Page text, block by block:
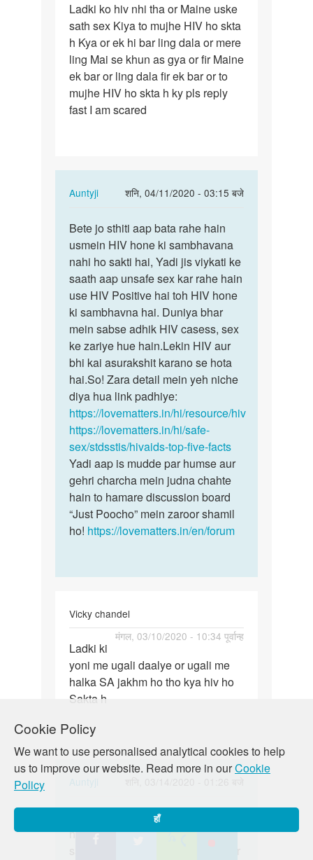
Cookie Policy
We want to use personalised analytical cookies to help
us to improve our website. Read more in ourCookie
Policy
हाँ
Ladki
ko
hiv
nhi
tha
or…
Ladki ko hiv nhi tha or Maine uske
sath sex Kiya to mujhe HIV ho skta
h Kya or ek hi bar ling dala or mere
ling Mai se khun as gya or fir Maine
ek bar or ling dala fir ek bar or to
mujhe HIV ho skta h ky pls reply
fast I am scared
Auntyji
शनि, 04/11/2020 - 03:15 बजे
In
to
Ladki
ko
hiv
nhi
tha
or…
by
अज्ञात
Bete
jo
sthiti
aap
bata
rahe…
Bete jo sthiti aap bata rahe hain
usmein HIV hone ki sambhavana
nahi ho sakti hai, Yadi jis viykati ke
saath aap unsafe sex kar rahe hain
use HIV Positive hai toh HIV hone
ki sambhavna hai. Duniya bhar
mein sabse adhik HIV casess, sex
ke zariye hue hain.Lekin HIV aur
bhi kai asurakshit karano se hota
hai.So! Zara detail mein yeh niche
diya hua link padhiye:
https://lovematters.in/hi/resource/hiv
https://lovematters.in/hi/safe-
sex/stdsstis/hivaids-top-five-facts
Yadi aap is mudde par humse aur
gehri charcha mein judna chahte
hain to hamare discussion board
“Just Poocho” mein zaroor shamil
ho! https://lovematters.in/en/forum
Vicky chandel
मंगल, 03/10/2020 - 10:34 पूर्वान्ह
Ladki
ki
yoni
me
Ladki ki
yoni me ugali daalye or ugali me
halka SA jakhm ho tho kya hiv ho
Sakta h
Ladki
beta
Vicky beta jo sthiti aap bata rahen
hain usmein HIV hone ki
sambhavana toh nahi lagta hai aur